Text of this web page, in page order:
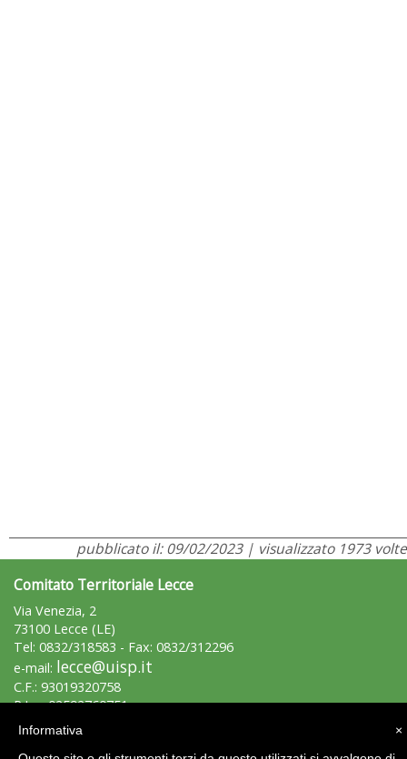
pubblicato il: 09/02/2023 | visualizzato 1973 volte
Comitato Territoriale Lecce
Via Venezia, 2
73100 Lecce (LE)
Tel: 0832/318583 - Fax: 0832/312296
e-mail: lecce@uisp.it
C.F.: 93019320758
P.Iva: 02592760751
Area Riservata 2.0
×
Informativa